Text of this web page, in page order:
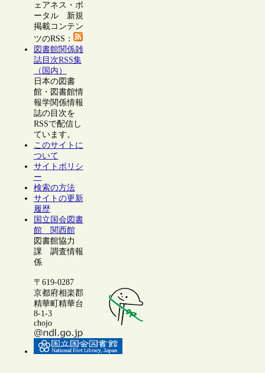
ェアネス・ポ
ータル 新規
掲載コンテン
ツのRSS：
図書館関係雑
誌目次RSS集
（国内）
日本の図書
館・図書館情
報学関係情報
誌の目次を
RSSで配信し
ています。
このサイトに
ついて
サイトポリシ
ー
検索の方法
サイトの更新
履歴
国立国会図書
館 関西館
図書館協力
課 調査情報
係
〒619-0287
京都府相楽郡
精華町精華台
8-1-3
chojo